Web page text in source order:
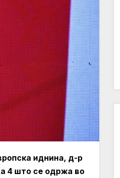
иднина, д-р
4 што се одржа во